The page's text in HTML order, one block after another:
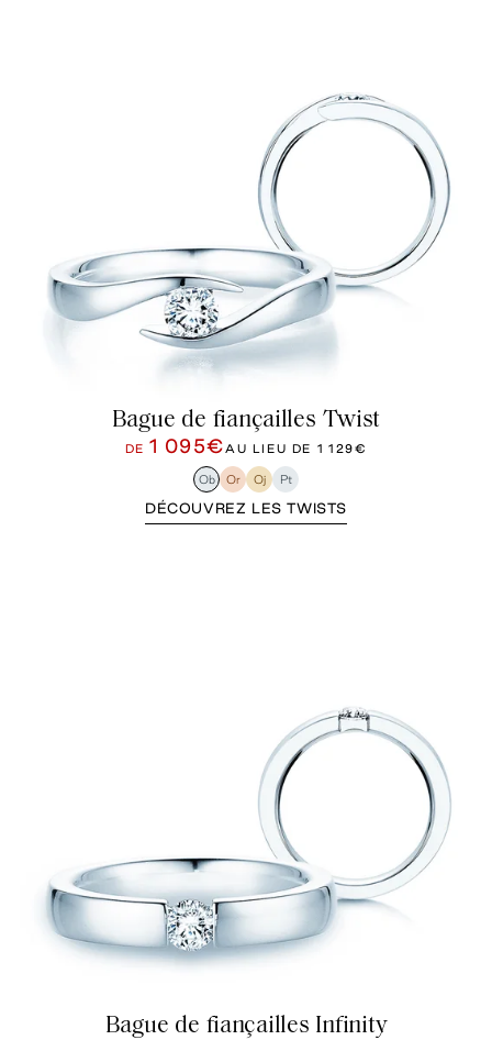
Bague de fiançailles Twist
DE1 095€AU LIEU DE 1 129€
Ob Or Oj Pt
DÉCOUVREZ LES TWISTS
Bague de fiançailles Infinity